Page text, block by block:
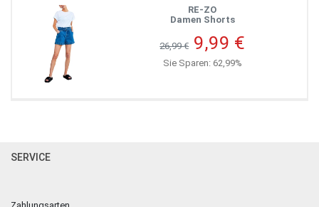
RE-ZO
Damen Shorts
26,99 € 9,99 €
Sie Sparen: 62,99%
SERVICE